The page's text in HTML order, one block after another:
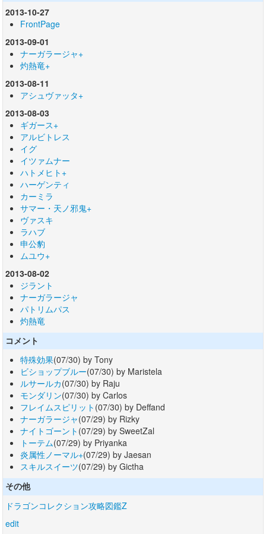
2013-10-27
FrontPage
2013-09-01
ナーガラージャ+
灼熱竜+
2013-08-11
アシュヴァッタ+
2013-08-03
ギガース+
アルビトレス
イグ
イツァムナー
ハトメヒト+
ハーゲンティ
カーミラ
サマー・天ノ邪鬼+
ヴァスキ
ラハブ
申公豹
ムユウ+
2013-08-02
ジラント
ナーガラージャ
パトリムパス
灼熱竜
コメント
特殊効果(07/30) by Tony
ビショップブルー(07/30) by Maristela
ルサールカ(07/30) by Raju
モンダリン(07/30) by Carlos
フレイムスピリット (07/30) by Deffand
ナーガラージャ(07/29) by Rizky
ナイトゴーント (07/29) by SweetZal
トーテム(07/29) by Priyanka
炎属性ノーマル+(07/29) by Jaesan
スキルスイーツ(07/29) by Gictha
その他
ドラゴンコレクション攻略図鑑Z
edit